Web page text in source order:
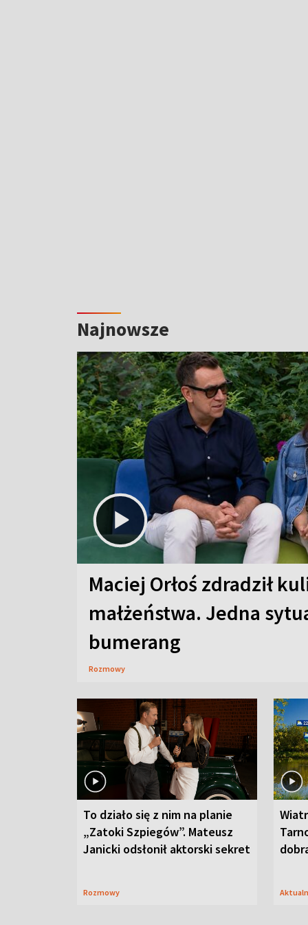
Najnowsze
Maciej Orłoś zdradził
małżeństwa. Jedna
bumerang
Rozmowy
To działo się z nim na planie
„Zatoki Szpiegów”. Mateusz
Janicki odsłonił aktorski sekret
Rozmowy